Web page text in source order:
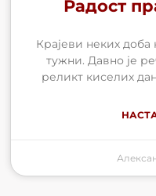
Радост
Крајеви неких доба
тужни. Давно је
реликт киселих